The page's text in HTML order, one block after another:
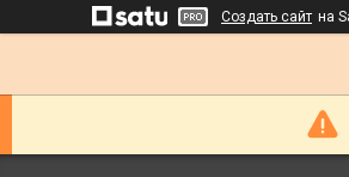
Создать сайт на